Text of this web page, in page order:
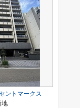
ントマークス
地